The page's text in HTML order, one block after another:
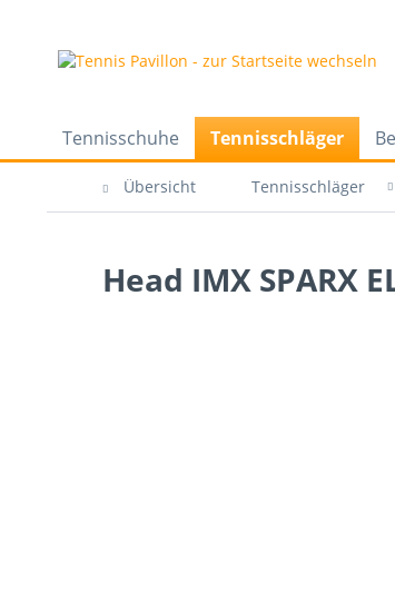
Tennisschuhe Tennisschläger
Übersicht Tennisschläger
Head IMX SPARX